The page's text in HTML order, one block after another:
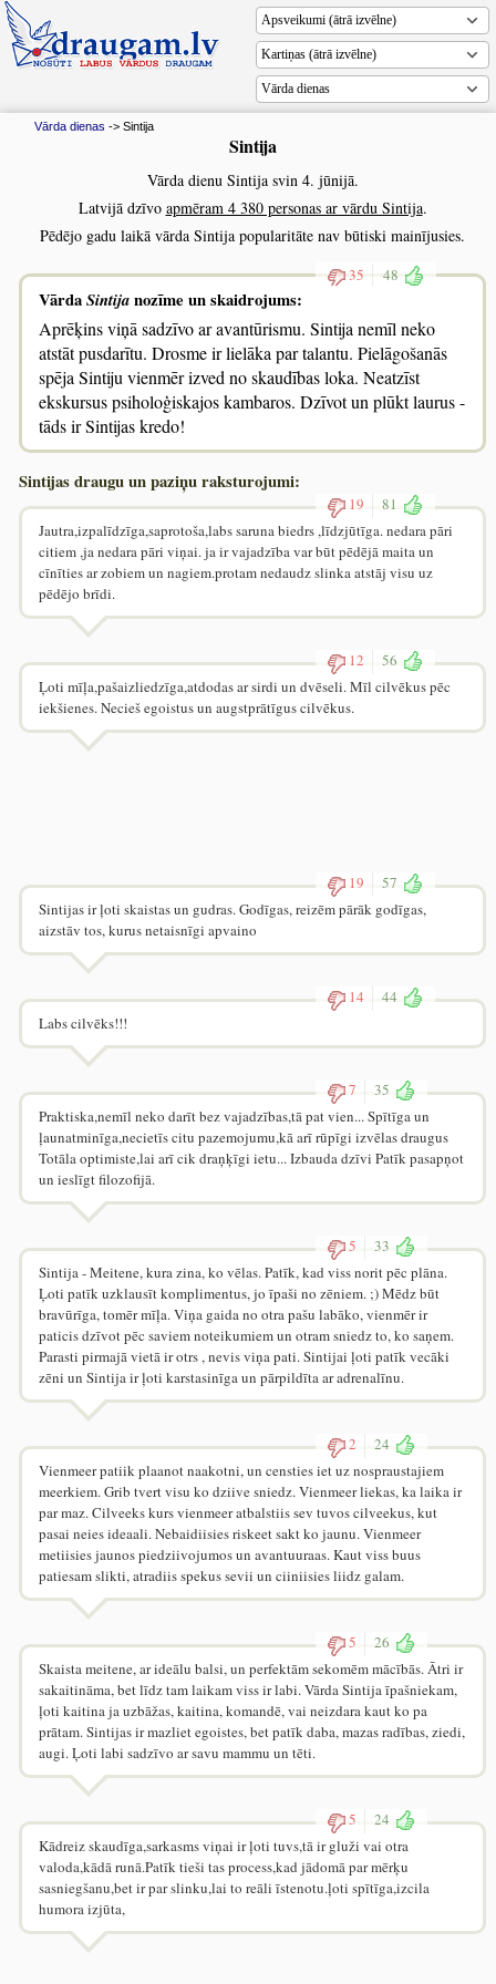
Vārda dienas
Vārda dienas -> Sintija
Sintija
Vārda dienu Sintija svin 4. jūnijā.
Latvijā dzīvo apmēram 4 380 personas ar vārdu Sintija.
Pēdējo gadu laikā vārda Sintija popularitāte nav būtiski mainījusies.
35 48
VārdaSintijanozīme un skaidrojums:
Aprēķins viņā sadzīvo ar avantūrismu. Sintija nemīl neko
atstāt pusdarītu. Drosme ir lielāka par talantu. Pielāgošanās
spēja Sintiju vienmēr izved no skaudības loka. Neatzīst
ekskursus psiholoģiskajos kambaros. Dzīvot un plūkt laurus -
tāds ir Sintijas kredo!
Sintijas draugu un paziņu raksturojumi:
19
81
Jautra,izpalīdzīga,saprotoša,labs saruna biedrs ,līdzjūtīga. nedara pāri
citiem ,ja nedara pāri viņai. ja ir vajadzība var būt pēdējā maita un
cīnīties ar zobiem un nagiem.protam nedaudz slinka atstāj visu uz
pēdējo brīdi.
12
56
Ļoti mīļa,pašaizliedzīga,atdodas ar sirdi un dvēseli. Mīl cilvēkus pēc
iekšienes. Necieš egoistus un augstprātīgus cilvēkus.
19
57
Sintijas ir ļoti skaistas un gudras. Godīgas, reizēm pārāk godīgas,
aizstāv tos, kurus netaisnīgi apvaino
14
44
Labs cilvēks!!!
7
35
Praktiska,nemīl neko darīt bez vajadzības,tā pat vien... Spītīga un
ļaunatminīga,necietīs citu pazemojumu,kā arī rūpīgi izvēlas draugus
Totāla optimiste,lai arī cik draņķīgi ietu... Izbauda dzīvi Patīk pasapņot
un ieslīgt filozofijā.
5
33
Sintija - Meitene, kura zina, ko vēlas. Patīk, kad viss norit pēc plāna.
Ļoti patīk uzklausīt komplimentus, jo īpaši no zēniem. ;) Mēdz būt
bravūrīga, tomēr mīļa. Viņa gaida no otra pašu labāko, vienmēr ir
paticis dzīvot pēc saviem noteikumiem un otram sniedz to, ko saņem.
Parasti pirmajā vietā ir otrs , nevis viņa pati. Sintijai ļoti patīk vecāki
zēni un Sintija ir ļoti karstasinīga un pārpildīta ar adrenalīnu.
2
24
Vienmeer patiik plaanot naakotni, un censties iet uz nospraustajiem
meerkiem. Grib tvert visu ko dziive sniedz. Vienmeer liekas, ka laika ir
par maz. Cilveeks kurs vienmeer atbalstiis sev tuvos cilveekus, kut
pasai neies ideaali. Nebaidiisies riskeet sakt ko jaunu. Vienmeer
metiisies jaunos piedziivojumos un avantuuraas. Kaut viss buus
patiesam slikti, atradiis spekus sevii un ciiniisies liidz galam.
5
26
Skaista meitene, ar ideālu balsi, un perfektām sekomēm mācībās. Ātri ir
sakaitināma, bet līdz tam laikam viss ir labi. Vārda Sintija īpašniekam,
ļoti kaitina ja uzbāžas, kaitina, komandē, vai neizdara kaut ko pa
prātam. Sintijas ir mazliet egoistes, bet patīk daba, mazas radības, ziedi,
augi. Ļoti labi sadzīvo ar savu mammu un tēti.
5
24
Kādreiz skaudīga,sarkasms viņai ir ļoti tuvs,tā ir gluži vai otra
valoda,kādā runā.Patīk tieši tas process,kad jādomā par mērķu
sasniegšanu,bet ir par slinku,lai to reāli īstenotu.ļoti spītīga,izcila
humora izjūta,